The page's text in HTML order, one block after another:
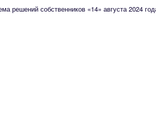
решений собственников «14» августа 2024